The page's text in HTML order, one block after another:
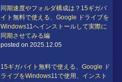
同期速度やフォルダ構成は？15ギガバ
イト無料で使える、Google ドライブを
Windows11へインストールして実際に
同期させてみる編
posted on 2025.12.05
15ギガバイト無料で使える、Google ド
ライブをWindows11で使用、インスト